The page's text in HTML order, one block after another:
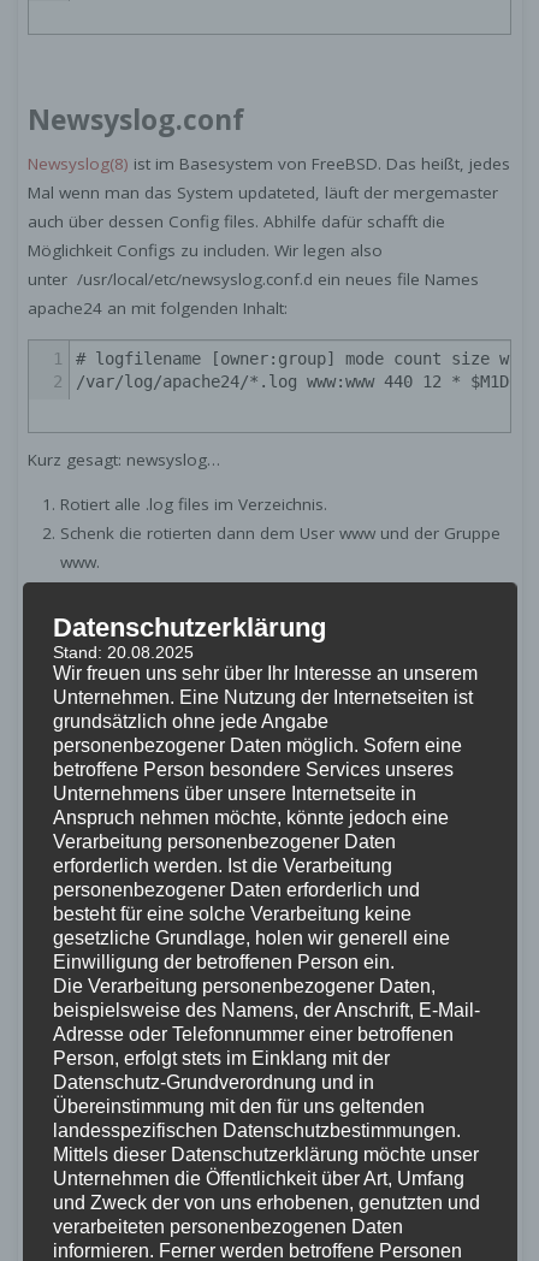
Newsyslog.conf
Newsyslog(8) ist im Basesystem von FreeBSD. Das heißt, jedes
Mal wenn man das System updateted, läuft der mergemaster
auch über dessen Config files. Abhilfe dafür schafft die
Möglichkeit Configs zu includen. Wir legen also
unter /usr/local/etc/newsyslog.conf.d ein neues file Names
apache24 an mit folgenden Inhalt:
1
2
# logfilename [owner:group] mode count size
/var/log/apache24/*.log www:www 440 12 *
Kurz gesagt: newsyslog…
Rotiert alle .log files im Verzeichnis.
Schenk die rotierten dann dem User www und der Gruppe
www.
können (mode).
Das ganze passiert 12 Mal (count) (Man hat also das
aktuelle Logfile plus 12 alte.).
Die Größe ist egal *(size).
$M1D0
(when) sagt aus: Rotiere jeden 1 Tag im Monat um
0 Uhr.
DasGZist folgendes: G macht das * im Dateinamen
möglich, Z nimmt bzip zum packen.
Wenn das passiert ist, schickt es einen graceful restart
an den Prozess mit der PID in /var/run/httpd.pid
Das wars… Nagut… einservice newsyslog restart
noch, aber schon werden alle Logfiles in der Nacht zum ersten
rotiert…
Teilen mit:
Facebook LinkedIn Telegram
WhatsApp Drucken
Gefällt mir:
Datenschutzerklärung
Stand: 20.08.2025
Wir freuen uns sehr über Ihr Interesse an unserem
Unternehmen. Eine Nutzung der Internetseiten ist
grundsätzlich ohne jede Angabe
personenbezogener Daten möglich. Sofern eine
betroffene Person besondere Services unseres
Unternehmens über unsere Internetseite in
Anspruch nehmen möchte, könnte jedoch eine
Verarbeitung personenbezogener Daten
erforderlich werden. Ist die Verarbeitung
personenbezogener Daten erforderlich und
besteht für eine solche Verarbeitung keine
gesetzliche Grundlage, holen wir generell eine
Einwilligung der betroffenen Person ein.
Die Verarbeitung personenbezogener Daten,
beispielsweise des Namens, der Anschrift, E-Mail-
Adresse oder Telefonnummer einer betroffenen
Person, erfolgt stets im Einklang mit der
Datenschutz-Grundverordnung und in
Übereinstimmung mit den für uns geltenden
landesspezifischen Datenschutzbestimmungen.
Mittels dieser Datenschutzerklärung möchte unser
Unternehmen die Öffentlichkeit über Art, Umfang
und Zweck der von uns erhobenen, genutzten und
verarbeiteten personenbezogenen Daten
informieren. Ferner werden betroffene Personen